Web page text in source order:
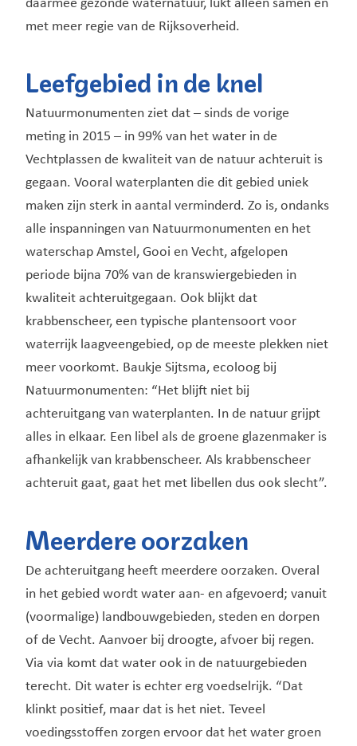
daarmee gezonde waternatuur, lukt alleen samen en
met meer regie van de Rijksoverheid.
Leefgebied in de knel
Natuurmonumenten ziet dat – sinds de vorige
meting in 2015 – in 99% van het water in de
Vechtplassen de kwaliteit van de natuur achteruit is
gegaan. Vooral waterplanten die dit gebied uniek
maken zijn sterk in aantal verminderd. Zo is, ondanks
alle inspanningen van Natuurmonumenten en het
waterschap Amstel, Gooi en Vecht, afgelopen
periode bijna 70% van de kranswiergebieden in
kwaliteit achteruitgegaan. Ook blijkt dat
krabbenscheer, een typische plantensoort voor
waterrijk laagveengebied, op de meeste plekken niet
meer voorkomt. Baukje Sijtsma, ecoloog bij
Natuurmonumenten: “Het blijft niet bij
achteruitgang van waterplanten. In de natuur grijpt
alles in elkaar. Een libel als de groene glazenmaker is
afhankelijk van krabbenscheer. Als krabbenscheer
achteruit gaat, gaat het met libellen dus ook slecht”.
Meerdere oorzaken
De achteruitgang heeft meerdere oorzaken. Overal
in het gebied wordt water aan- en afgevoerd; vanuit
(voormalige) landbouwgebieden, steden en dorpen
of de Vecht. Aanvoer bij droogte, afvoer bij regen.
Via via komt dat water ook in de natuurgebieden
terecht. Dit water is echter erg voedselrijk. “Dat
klinkt positief, maar dat is het niet. Teveel
voedingsstoffen zorgen ervoor dat het water groen